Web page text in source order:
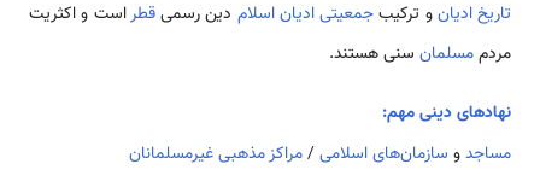
تاریخادیانو ترکیبجمعیتیادیان اسلام دین رسمیقطراست و اکثریت
مردممسلمان سنی هستند.
نهادهای دینی مهم:
مساجدو سازمان‌های اسلامی/مراکز مذهبی غیرمسلمانان